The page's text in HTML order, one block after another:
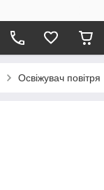
Освіжувач повітря